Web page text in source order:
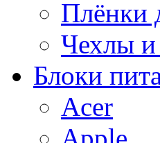
Плёнки
Чехлы
Блоки
Acer